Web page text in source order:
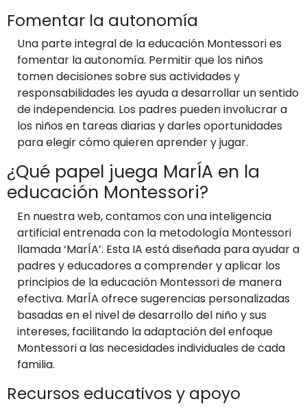
Fomentar la autonomía
Una parte integral de la educación Montessori es
fomentar la autonomía. Permitir que los niños
tomen decisiones sobre sus actividades y
responsabilidades les ayuda a desarrollar un sentido
de independencia. Los padres pueden involucrar a
los niños en tareas diarias y darles oportunidades
para elegir cómo quieren aprender y jugar.
¿Qué papel juega MarÍA en la
educación Montessori?
En nuestra web, contamos con una inteligencia
artificial entrenada con la metodología Montessori
llamada ‘MarÍA’. Esta IA está diseñada para ayudar a
padres y educadores a comprender y aplicar los
principios de la educación Montessori de manera
efectiva. MarÍA ofrece sugerencias personalizadas
basadas en el nivel de desarrollo del niño y sus
intereses, facilitando la adaptación del enfoque
Montessori a las necesidades individuales de cada
familia.
Recursos educativos y apoyo